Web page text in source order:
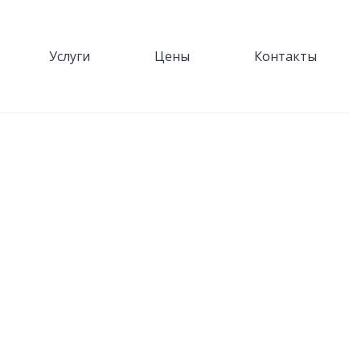
Услуги Цены Контакты